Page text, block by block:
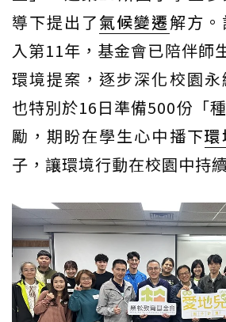
導下提出了氣候變遷解方
入第11年，基金會已陪伴師
環境提案，逐步深化校園
也特別於16日準備500份「
勵，期盼在學生心中播下環
子，讓環境行動在校園中持